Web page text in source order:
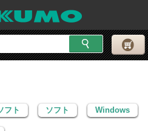
ト
Windows
フト ソフト Windows